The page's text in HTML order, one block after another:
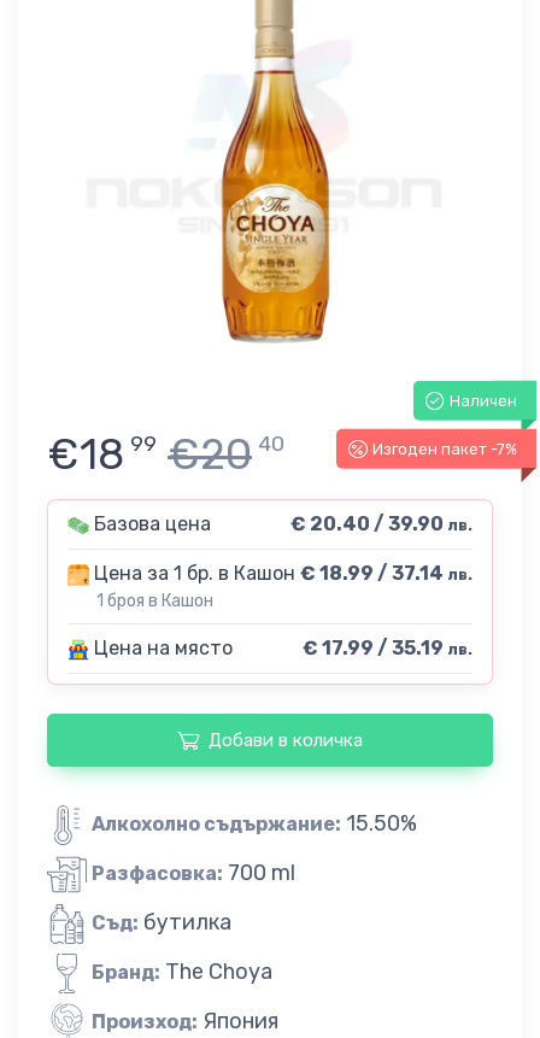
Наличен
Изгоден пакет -7%
€18 99 €20 40
Базова цена € 20.40 / 39.90 лв.
Цена за 1 бр. в Кашон
1 броя в Кашон
€ 18.99 / 37.14 лв.
Цена на място € 17.99 / 35.19 лв.
Добави в количка
Алкохолно съдържание: 15.50%
Разфасовка: 700 ml
Съд: бутилка
Бранд: The Choya
Произход: Япония